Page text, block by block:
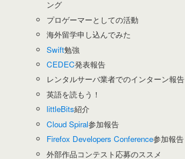
ング
プロゲーマーとしての活動
海外留学申し込んでみた
Swift勉強
CEDEC発表報告
レンタルサーバ業者でのインターン報告
英語を読もう！
littleBits紹介
Cloud Spiral参加報告
Firefox Developers Conference参加報告
外部作品コンテスト応募のススメ